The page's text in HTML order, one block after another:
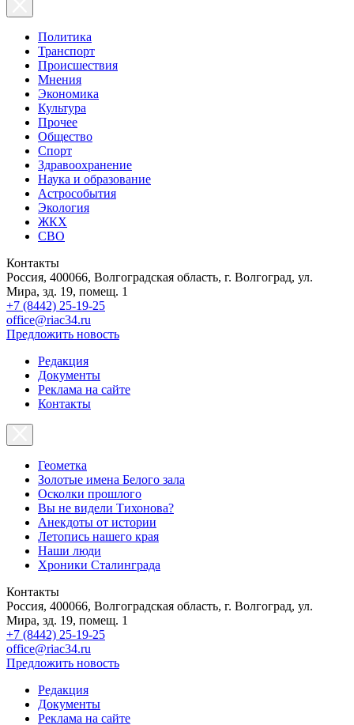
Политика
Транспорт
Происшествия
Мнения
Экономика
Культура
Прочее
Общество
Спорт
Здравоохранение
Наука и образование
Астрособытия
Экология
ЖКХ
СВО
Контакты
Россия, 400066, Волгоградская область, г. Волгоград, ул.
Мира, зд. 19, помещ. 1
+7 (8442) 25-19-25
office@riac34.ru
Предложить новость
Редакция
Документы
Реклама на сайте
Контакты
Геометка
Золотые имена Белого зала
Осколки прошлого
Вы не видели Тихонова?
Анекдоты от истории
Летопись нашего края
Наши люди
Хроники Сталинграда
Контакты
Россия, 400066, Волгоградская область, г. Волгоград, ул.
Мира, зд. 19, помещ. 1
+7 (8442) 25-19-25
office@riac34.ru
Предложить новость
Редакция
Документы
Реклама на сайте